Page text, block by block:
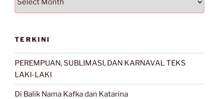
TERKINI
PEREMPUAN, SUBLIMASI, DAN KARNAVAL TEKS
LAKI-LAKI
Di Balik Nama Kafka dan Katarina